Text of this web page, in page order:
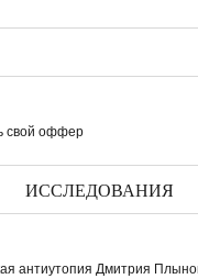
свой оффер
ИССЛЕДОВАНИЯ
антиутопия Дмитрия